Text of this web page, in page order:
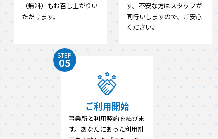
（無料）もお召し上がりい
ただけます。
す。不安な方はスタッフが
同行いしますので、ご安心
ください。
STEP
05
ご利用開始
事業所と利用契約を結びま
す。あなたにあった利用計